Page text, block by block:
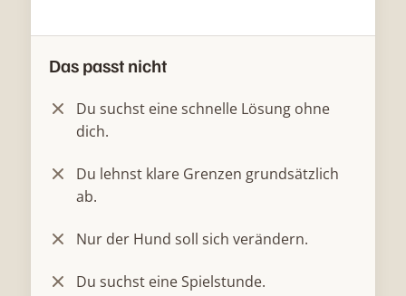
Das passt nicht
Du suchst eine schnelle Lösung ohne
dich.
Du lehnst klare Grenzen grundsätzlich
ab.
Nur der Hund soll sich verändern.
Du suchst eine Spielstunde.